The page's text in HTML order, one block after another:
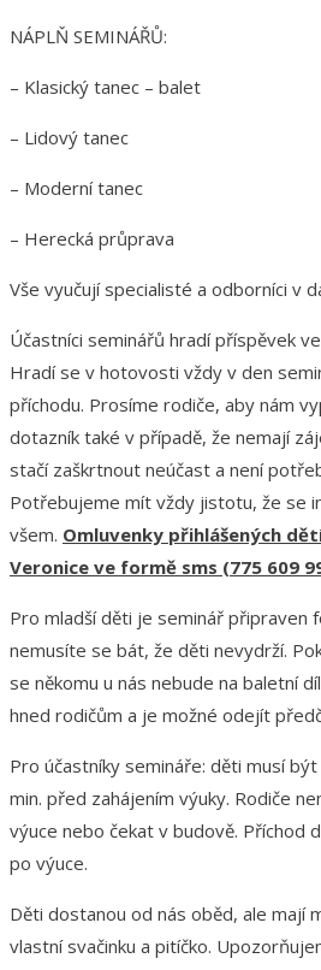
NÁPLŇ SEMINÁŘŮ:
– Klasický tanec – balet
– Lidový tanec
– Moderní tanec
– Herecká průprava
Vše vyučují specialisté a odborníci v
Účastníci seminářů hradí příspěvek
Hradí se v hotovosti vždy v den
příchodu. Prosíme rodiče, aby nám
dotazník také v případě, že nemají
stačí zaškrtnout neúčast a není
Potřebujeme mít vždy jistotu, že se
všem. Omluvenky přihlášených
Veronice ve formě sms (775 609
Pro mladší děti je seminář připraven
nemusíte se bát, že děti nevydrží.
se někomu u nás nebude na baletní
hned rodičům a je možné odejít
Pro účastníky semináře: děti musí
min. před zahájením výuky. Rodiče
výuce nebo čekat v budově. Příchod
po výuce.
Děti dostanou od nás oběd, ale mají
vlastní svačinku a pitíčko.